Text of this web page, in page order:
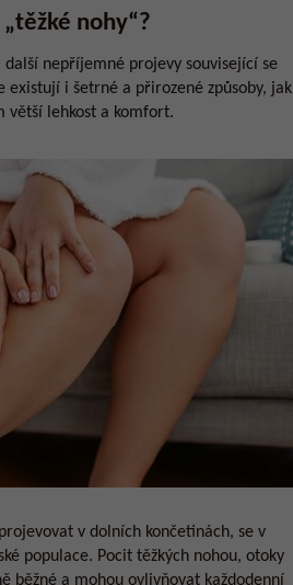
nohy“?
nepříjemné projevy související se
existují i šetrné a přirozené způsoby, jak
větší lehkost a komfort.
v dolních končetinách, se v
populace. Pocit těžkých nohou, otoky
běžné a mohou ovlivňovat každodenní